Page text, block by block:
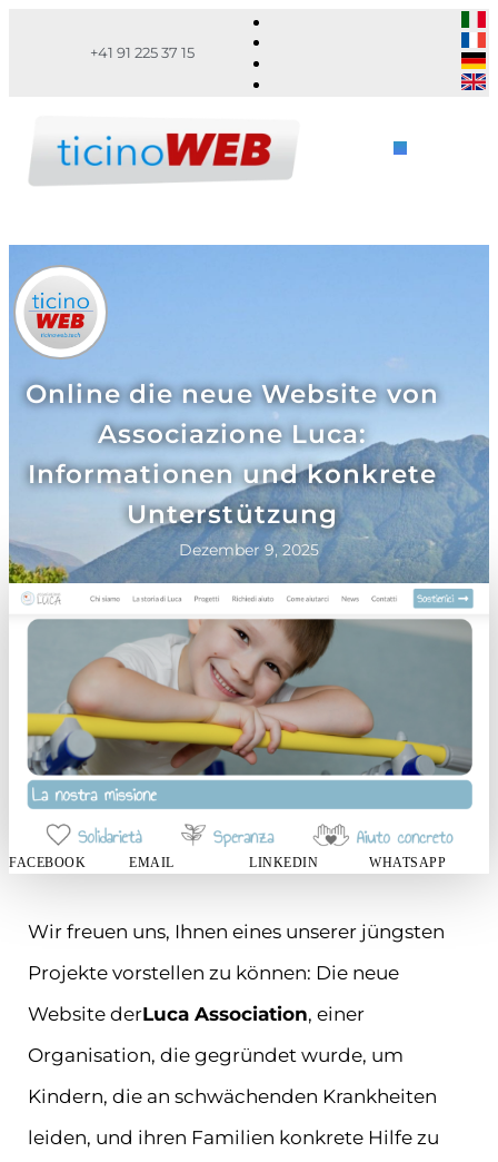
+41 91 225 37 15
Online die neue Website von
Associazione Luca:
Informationen und konkrete
Unterstützung
Dezember 9, 2025
FACEBOOK EMAIL LINKEDIN WHATSAPP
Wir freuen uns, Ihnen eines unserer jüngsten
Projekte vorstellen zu können: Die neue
Website derLuca Association, einer
Organisation, die gegründet wurde, um
Kindern, die an schwächenden Krankheiten
leiden, und ihren Familien konkrete Hilfe zu